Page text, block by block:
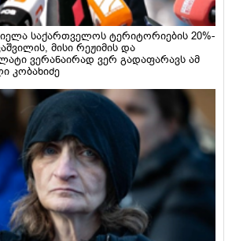
საქართველოს ტერიტორიების 20%-
მისი რეჟიმის და
ვერანაირად ვერ გადაფარავს ამ
კობახიძე